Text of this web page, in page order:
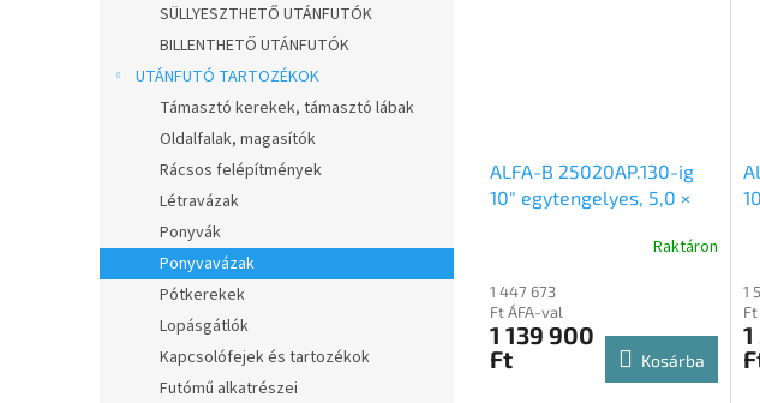
SÜLLYESZTHETŐ UTÁNFUTÓK
BILLENTHETŐ UTÁNFUTÓK
UTÁNFUTÓ TARTOZÉKOK
Támasztó kerekek, támasztó lábak
Oldalfalak, magasítók
Rácsos felépítmények
Létravázak
Ponyvák
Ponyvavázak
Pótkerekek
Lopásgátlók
Kapcsolófejek és tartozékok
Futómű alkatrészei
ALFA-B 25020AP.130-ig
10″ egytengelyes, 5,0 ×
fékezett alsókerekes
utánfutó trailer, tréler
Raktáron
1 447 673
Ft ÁFA-val
1 139 900
Ft
Kosárba
1